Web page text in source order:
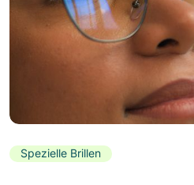
Spezielle Brillen